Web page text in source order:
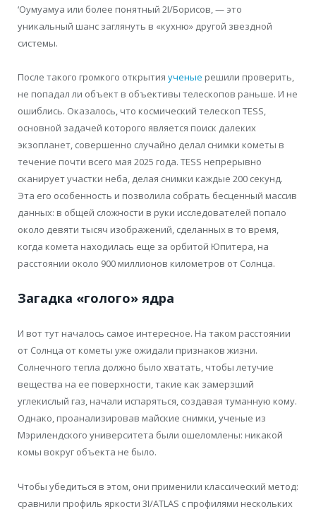
‘Оумуамуа или более понятный 2I/Борисов, — это
уникальный шанс заглянуть в «кухню» другой звездной
системы.
После такого громкого открытия ученые решили проверить,
не попадал ли объект в объективы телескопов раньше. И не
ошиблись. Оказалось, что космический телескоп TESS,
основной задачей которого является поиск далеких
экзопланет, совершенно случайно делал снимки кометы в
течение почти всего мая 2025 года. TESS непрерывно
сканирует участки неба, делая снимки каждые 200 секунд.
Эта его особенность и позволила собрать бесценный массив
данных: в общей сложности в руки исследователей попало
около девяти тысяч изображений, сделанных в то время,
когда комета находилась еще за орбитой Юпитера, на
расстоянии около 900 миллионов километров от Солнца.
Загадка «голого» ядра
И вот тут началось самое интересное. На таком расстоянии
от Солнца от кометы уже ожидали признаков жизни.
Солнечного тепла должно было хватать, чтобы летучие
вещества на ее поверхности, такие как замерзший
углекислый газ, начали испаряться, создавая туманную кому.
Однако, проанализировав майские снимки, ученые из
Мэрилендского университета были ошеломлены: никакой
комы вокруг объекта не было.
Чтобы убедиться в этом, они применили классический метод:
сравнили профиль яркости 3I/ATLAS с профилями нескольких